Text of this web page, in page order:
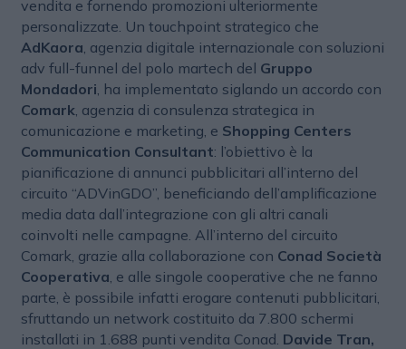
vendita e fornendo promozioni ulteriormente
personalizzate. Un touchpoint strategico che
AdKaora , agenzia digitale internazionale con soluzioni
adv full-funnel del polo martech del Gruppo
Mondadori , ha implementato siglando un accordo con
Comark , agenzia di consulenza strategica in
comunicazione e marketing, e Shopping Centers
Communication Consultant: l’obiettivo è la
pianificazione di annunci pubblicitari all’interno del
circuito “ADVinGDO’’, beneficiando dell’amplificazione
media data dall’integrazione con gli altri canali
coinvolti nelle campagne. All’interno del circuito
Comark, grazie alla collaborazione con Conad Società
Cooperativa , e alle singole cooperative che ne fanno
parte, è possibile infatti erogare contenuti pubblicitari,
sfruttando un network costituito da 7.800 schermi
installati in 1.688 punti vendita Conad. Davide Tran,